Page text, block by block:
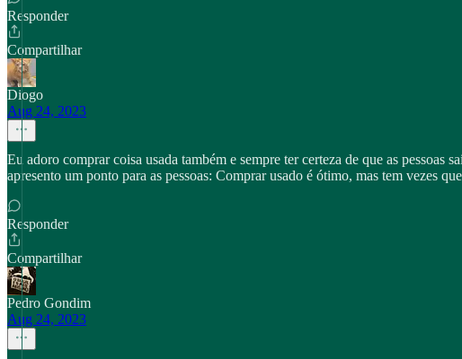
Responder
Compartilhar
Diogo
Aug 24, 2023
Eu adoro comprar coisa usada também e sempre ter certeza de que as
apresento um ponto para as pessoas: Comprar usado é ótimo, mas tem vezes
Responder
Compartilhar
Pedro Gondim
Aug 24, 2023